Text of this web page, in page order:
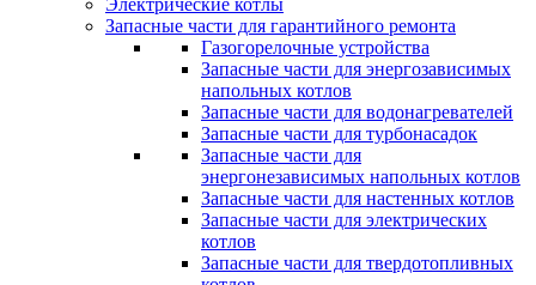
Электрические котлы
Запасные части для гарантийного ремонта
Газогорелочные устройства
Запасные части для энергозависимых
напольных котлов
Запасные части для водонагревателей
Запасные части для турбонасадок
Запасные части для
энергонезависимых напольных котлов
Запасные части для настенных котлов
Запасные части для электрических
котлов
Запасные части для твердотопливных